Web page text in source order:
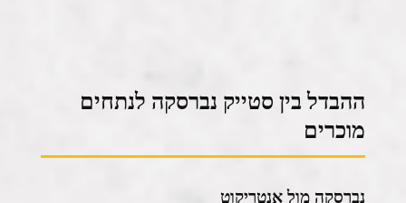
ההבדל בין סטייק נברסקה לנתחים
מוכרים
נברסקה מול אנטריקוט